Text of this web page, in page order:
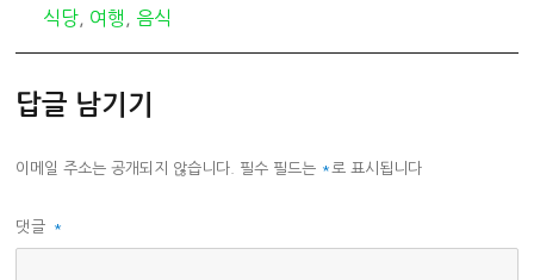
고
식당
여행 음식
답글 남기기
이메일 주소는 공개되지 않습니다. 필수 필드는 *로 표시됩니다
댓글 *